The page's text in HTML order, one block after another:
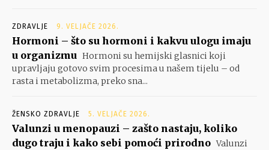
ZDRAVLJE 9. VELJAČE 2026.
Hormoni – što su hormoni i kakvu ulogu imaju
u organizmu Hormoni su hemijski glasnici koji
upravljaju gotovo svim procesima u našem tijelu – od
rasta i metabolizma, preko sna...
ŽENSKO ZDRAVLJE 5. VELJAČE 2026.
Valunzi u menopauzi – zašto nastaju, koliko
dugo traju i kako sebi pomoći prirodno Valunzi